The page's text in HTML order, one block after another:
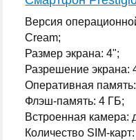
Версия
Cream;
Размер экрана: 4";
Разрешение экрана:
Оперативная
Флэш-память: 4 ГБ;
Встроенная камера:
Количество SIM-